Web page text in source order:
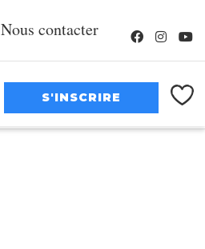
Nous contacter